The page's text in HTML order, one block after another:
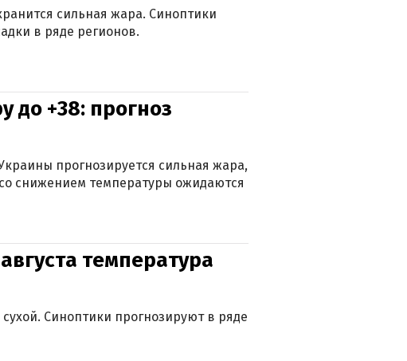
сильная жара. Синоптики
в ряде регионов.
до +38: прогноз
прогнозируется сильная жара,
снижением температуры ожидаются
температура
Синоптики прогнозируют в ряде